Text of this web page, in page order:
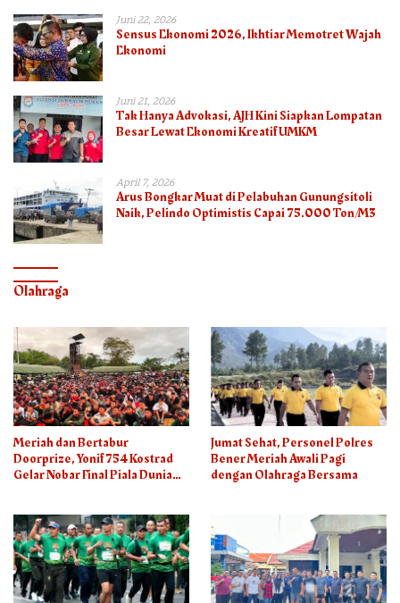
Juni 22, 2026
Sensus Ekonomi 2026, Ikhtiar Memotret Wajah
Ekonomi
Juni 21, 2026
Tak Hanya Advokasi, AJH Kini Siapkan Lompatan
Besar Lewat Ekonomi Kreatif UMKM
April 7, 2026
Arus Bongkar Muat di Pelabuhan Gunungsitoli
Naik, Pelindo Optimistis Capai 75.000 Ton/M3
Olahraga
Meriah dan Bertabur
Doorprize, Yonif 754 Kostrad
Gelar Nobar Final Piala Dunia
Jumat Sehat, Personel Polres
Bener Meriah Awali Pagi
dengan Olahraga Bersama